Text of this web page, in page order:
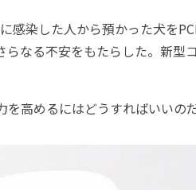
感染した人から預かった犬を
なる不安をもたらした。新型
高めるにはどうすればいいの